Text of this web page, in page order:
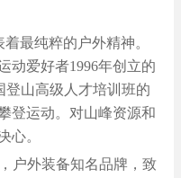
最纯粹的户外精神。
动爱好者1996年创立的
山高级人才培训班的
登运动。对山峰资源和
心。
户外装备知名品牌，致